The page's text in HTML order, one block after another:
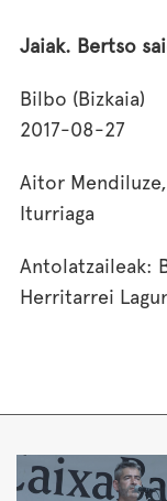
Jaiak. Bertso
Bilbo (Bizkaia)
2017-08-27
Aitor
Iturriaga
Antolatzaileak:
Herritarrei